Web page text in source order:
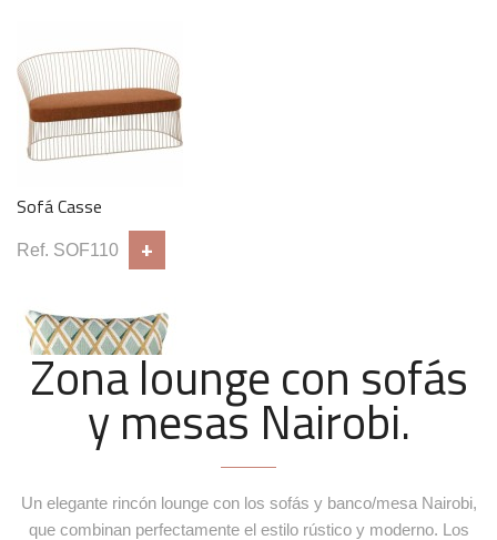
Sofá Casse
Ref. SOF110 +
Ref. COJ057 +
Zona lounge con sofás
y mesas Nairobi.
Un elegante rincón lounge con los sofás y banco/mesa Nairobi,
que combinan perfectamente el estilo rústico y moderno. Los